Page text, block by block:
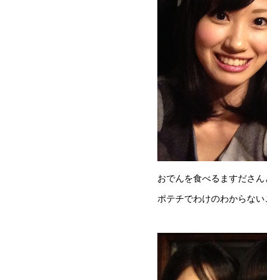
おでんを食べるますださん
ポテチでわけのわからな